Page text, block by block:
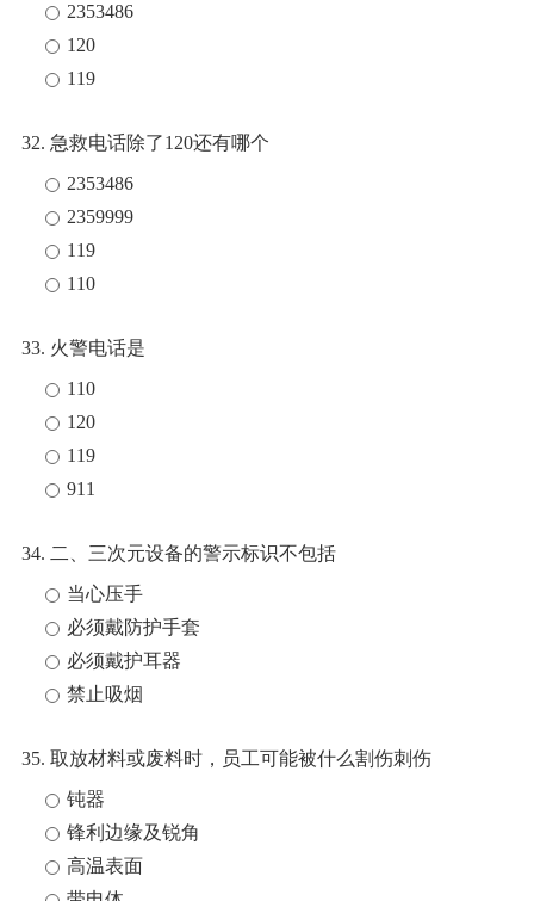
2353486
120
119
32. 急救电话除了120还有哪个
2353486
2359999
119
110
33. 火警电话是
110
120
119
911
34. 二、三次元设备的警示标识不包括
当心压手
必须戴防护手套
必须戴护耳器
禁止吸烟
35. 取放材料或废料时，员工可能被什么割伤刺伤
钝器
锋利边缘及锐角
高温表面